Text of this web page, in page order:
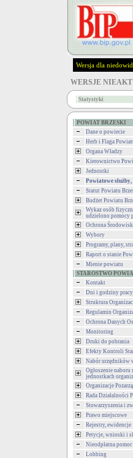
Wersja dla
WERSJE
Statystyki
POWIAT BRZESKI
Dane o powiecie
Herb i Flaga
Organa Władzy
Kierownictwo
Jednostki
Powiatowe
Statut Powiatu
Budżet Powiatu
Wykaz osób
udzielono pomocy
Ochrona
Wybory
Programy, plany,
Raport o stanie
Mienie powiatu
STAROSTWO
Kontakt
Dni i godziny pracy
Struktura
Regulamin
Ochrona Danych
Monitoring
Druki do pobrania
Efekty Kontroli
Nabór urzędników
Ogłoszenie
jednostkach
Organizacje
Rada Działalności
Stowarzyszenia i
Prawo miejscowe
Rejestry, ewidencje
Petycje, wnioski i
Nieodpłatna
Lobbing